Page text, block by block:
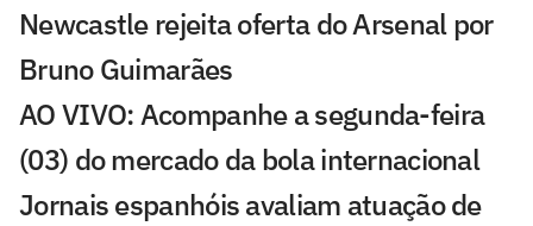
Newcastle rejeita oferta do Arsenal por
Bruno Guimarães
AO VIVO: Acompanhe a segunda-feira
(03) do mercado da bola internacional
Jornais espanhóis avaliam atuação de